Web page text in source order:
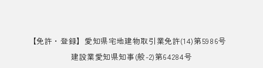
【免許・登録】愛知県宅地建物取引業免許(14)第5986号
建設業愛知県知事(般-2)第64284号